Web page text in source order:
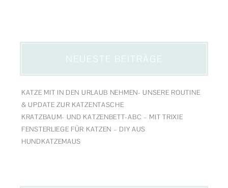
NEUESTE BEITRÄGE
KATZE MIT IN DEN URLAUB NEHMEN- UNSERE ROUTINE
& UPDATE ZUR KATZENTASCHE
KRATZBAUM- UND KATZENBETT-ABC – MIT TRIXIE
FENSTERLIEGE FÜR KATZEN – DIY AUS
HUNDKATZEMAUS